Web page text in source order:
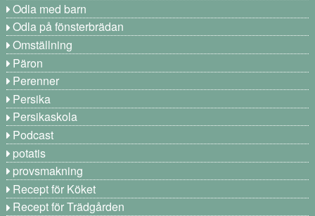
Odla med barn
Odla på fönsterbrädan
Omställning
Päron
Perenner
Persika
Persikaskola
Podcast
potatis
provsmakning
Recept för Köket
Recept för Trädgården